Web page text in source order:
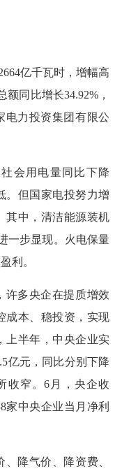
亿千瓦时，增幅高
同比增长34.92%，
力投资集团有限公
会用电量同比下降
。但国家电投努力增
其中，清洁能源装机
一步显现。火电保量
利。
许多央企在提质增效
成本、稳投资，实现
上半年，中央企业实
亿元，同比分别下降
收窄。6月，央企收
家中央企业当月净利
降气价、降资费、